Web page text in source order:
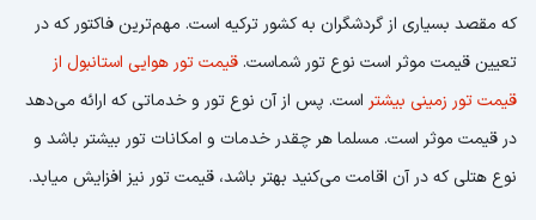
که مقصد بسیاری از گردشگران به کشور ترکیه است. مهم‌ترین فاکتور که در
تعیین قیمت موثر است نوع تور شماست. قیمت تور هوایی استانبول از
قیمت تور زمینی بیشتر است. پس از آن نوع تور و خدماتی که ارائه می‌دهد
در قیمت موثر است. مسلما هر چقدر خدمات و امکانات تور بیشتر باشد و
نوع هتلی که در آن اقامت می‌کنید بهتر باشد، قیمت تور نیز افزایش میابد.